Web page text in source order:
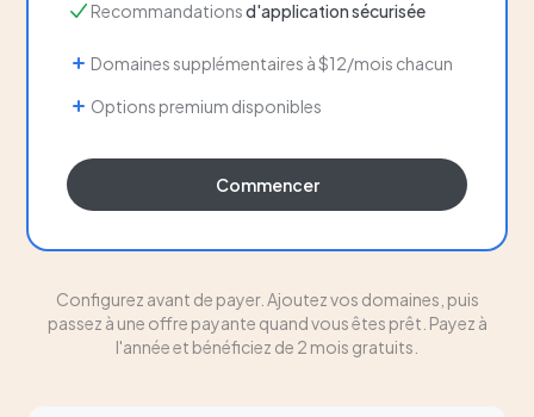
Recommandationsd'application sécurisée
Domaines supplémentaires à $12/mois chacun
Options premium disponibles
Commencer
Configurez avant de payer. Ajoutez vos domaines, puis
passez à une offre payante quand vous êtes prêt. Payez à
l'année et bénéficiez de 2 mois gratuits.